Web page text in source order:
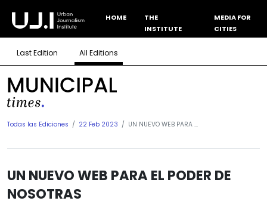
HOME
THE
INSTITUTE
MEDIA FOR
CITIES
Last Edition All Editions
Todas las Ediciones 22 Feb 2023 UN NUEVO WEB PARA ...
UN NUEVO WEB PARA EL PODER DE
NOSOTRAS